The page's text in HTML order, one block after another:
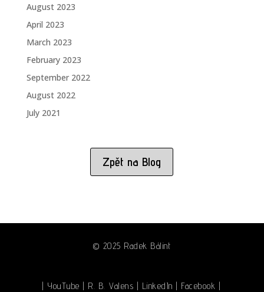
August 2023
April 2023
March 2023
February 2023
September 2022
August 2022
July 2021
Zpět na Blog
© 2025 Radek Bálint
| YouTube |R. B. Valens LinkedIn |Facebook